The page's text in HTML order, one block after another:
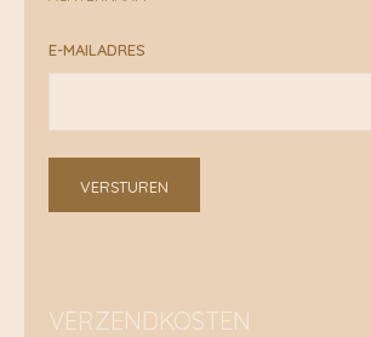
E-MAILADRES
VERSTUREN
VERZENDKOSTEN